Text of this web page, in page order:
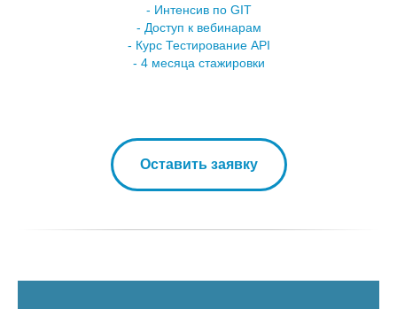
- Интенсив по GIT
- Доступ к вебинарам
- Курс Тестирование API
- 4 месяца стажировки
Оставить заявку